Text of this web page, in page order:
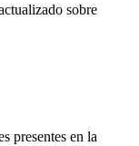
sobre
presentes en la